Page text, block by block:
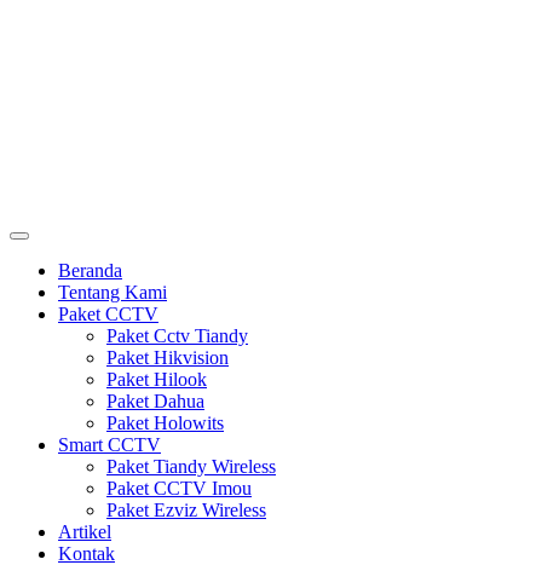
Beranda
Tentang Kami
Paket CCTV
Paket Cctv Tiandy
Paket Hikvision
Paket Hilook
Paket Dahua
Paket Holowits
Smart CCTV
Paket Tiandy Wireless
Paket CCTV Imou
Paket Ezviz Wireless
Artikel
Kontak